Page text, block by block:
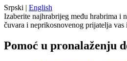
Srpski | English
Izaberite najhrabrijeg među hrabrima i
čuvara i neprikosnovenog prijatelja vas
Pomoć u pronalaženju